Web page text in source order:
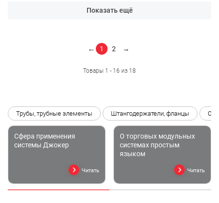
Показать ещё
Товары 1 - 16 из 18
← 1 2 →
Трубы, трубные элементы Штангодержатели, фланцы
Сфера применения
системы Джокер
Читать
О торговых модульных
системах простым
языком
Читать